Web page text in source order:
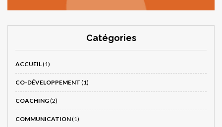
Catégories
ACCUEIL(1)
CO-DÉVELOPPEMENT (1)
COACHING(2)
COMMUNICATION(1)